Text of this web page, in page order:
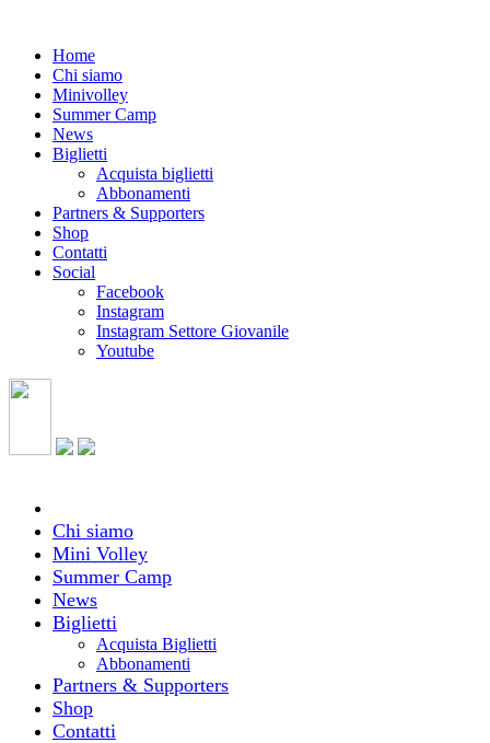
Home
Chi siamo
Minivolley
Summer Camp
News
Biglietti
Acquista biglietti
Abbonamenti
Partners & Supporters
Shop
Contatti
Social
Facebook
Instagram
Instagram Settore Giovanile
Youtube
Chi siamo
Mini Volley
Summer Camp
News
Biglietti
Acquista Biglietti
Abbonamenti
Partners & Supporters
Shop
Contatti